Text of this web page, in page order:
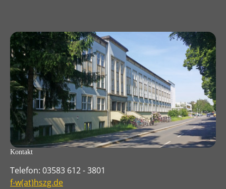
Kontakt
Telefon: 03583 612 - 3801
f-w(at)hszg.de